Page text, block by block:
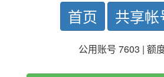
首页 共享帐
公用账号 7603 | 额